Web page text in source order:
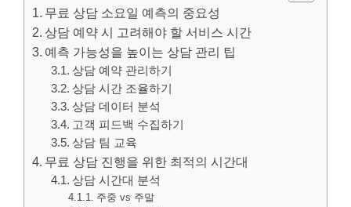
무료 상담 소요일 예측의 중요성
상담 예약 시 고려해야 할 서비스 시간
예측 가능성을 높이는 상담 관리 팁
상담 예약 관리하기
상담 시간 조율하기
상담 데이터 분석
고객 피드백 수집하기
상담 팀 교육
무료 상담 진행을 위한 최적의 시간대
상담 시간대 분석
주중 vs 주말